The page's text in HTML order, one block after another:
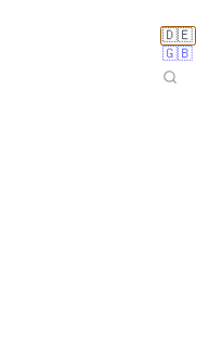
🇩🇪
🇬🇧